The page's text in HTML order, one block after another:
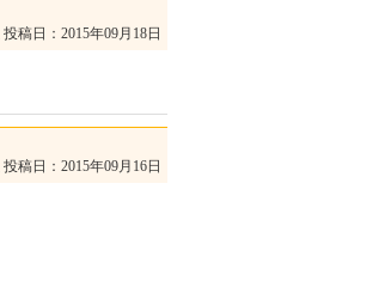
投稿日：2015年09月18日
投稿日：2015年09月16日